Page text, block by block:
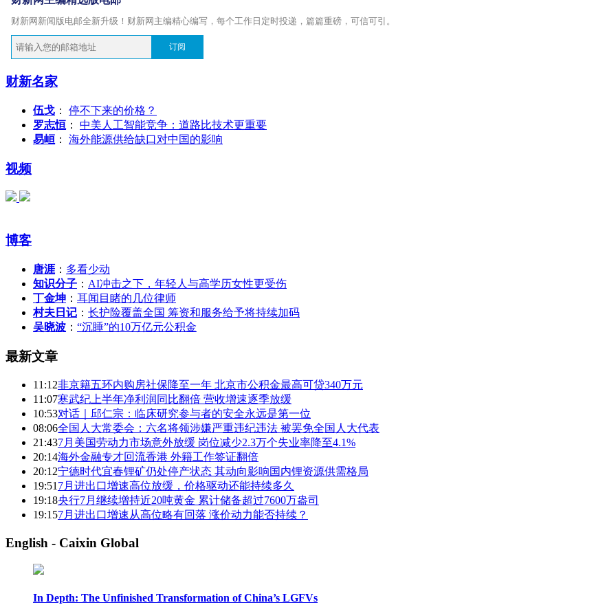
财新网新闻版电邮全新升级！财新网主编精心编写，每个工作日定时投递，篇篇重磅，可信可引。
订阅
财新名家
伍戈 ： 停不下来的价格？
罗志恒 ： 中美人工智能竞争：道路比技术更重要
易峘 ： 海外能源供给缺口对中国的影响
视频
博客
唐涯 ： 多看少动
知识分子 ： AI冲击之下，年轻人与高学历女性更受伤
丁金坤 ： 耳闻目睹的几位律师
村夫日记 ： 长护险覆盖全国 筹资和服务给予将持续加码
吴晓波 ： “沉睡”的10万亿元公积金
最新文章
11:12非京籍五环内购房社保降至一年 北京市公积金最高可贷340万元
11:07寒武纪上半年净利润同比翻倍 营收增速逐季放缓
10:53对话｜邱仁宗：临床研究参与者的安全永远是第一位
08:06全国人大常委会：六名将领涉嫌严重违纪违法 被罢免全国人大代表
21:437月美国劳动力市场意外放缓 岗位减少2.3万个失业率降至4.1%
20:14海外金融专才回流香港 外籍工作签证翻倍
20:12宁德时代宜春锂矿仍处停产状态 其动向影响国内锂资源供需格局
19:51 7月进出口增速高位放缓，价格驱动还能持续多久
19:18央行7月继续增持近20吨黄金 累计储备超过7600万盎司
19:157月进出口增速从高位略有回落 涨价动力能否持续？
English - Caixin Global
In Depth: The Unfinished Transformation of China’s LGFVs